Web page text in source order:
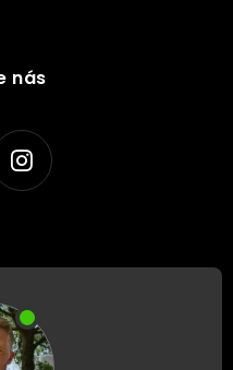
nás